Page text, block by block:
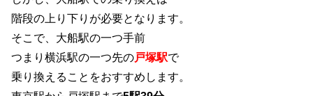
階段の上り下りが必要となります。
そこで、大船駅の一つ手前
つまり横浜駅の一つ先の戸塚駅で
乗り換えることをおすすめします。